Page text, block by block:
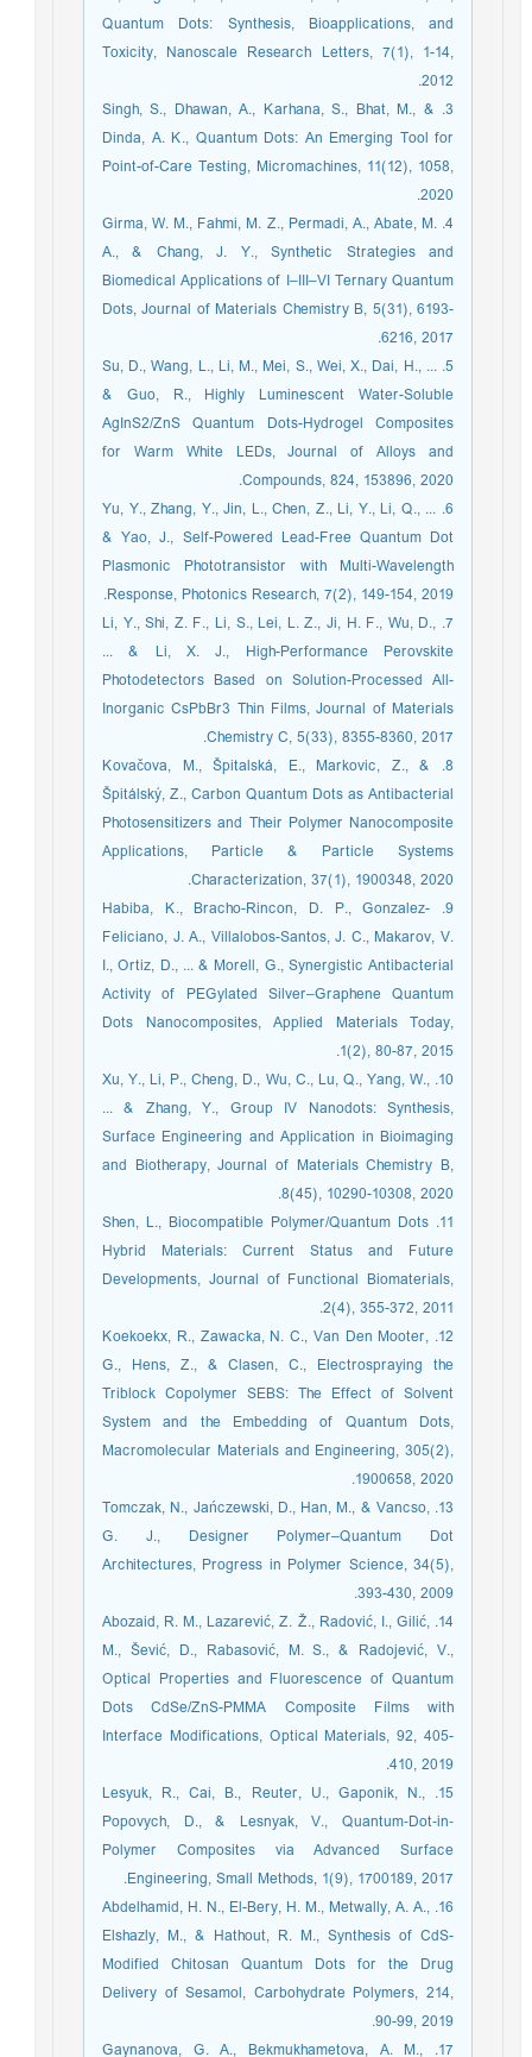
Quantum Dots: Synthesis, Bioapplications, and
Toxicity, Nanoscale Research Letters, 7(1), 1-14,
2012.
3. Singh, S., Dhawan, A., Karhana, S., Bhat, M., &
Dinda, A. K., Quantum Dots: An Emerging Tool for
Point-of-Care Testing, Micromachines, 11(12), 1058,
2020.
4. Girma, W. M., Fahmi, M. Z., Permadi, A., Abate, M.
A., & Chang, J. Y., Synthetic Strategies and
Biomedical Applications of I–III–VI Ternary Quantum
Dots, Journal of Materials Chemistry B, 5(31), 6193-
6216, 2017.
5. Su, D., Wang, L., Li, M., Mei, S., Wei, X., Dai, H., ...
& Guo, R., Highly Luminescent Water-Soluble
AgInS2/ZnS Quantum Dots-Hydrogel Composites
for Warm White LEDs, Journal of Alloys and
Compounds, 824, 153896, 2020.
6. Yu, Y., Zhang, Y., Jin, L., Chen, Z., Li, Y., Li, Q., ...
& Yao, J., Self-Powered Lead-Free Quantum Dot
Plasmonic Phototransistor with Multi-Wavelength
Response, Photonics Research, 7(2), 149-154, 2019.
7. Li, Y., Shi, Z. F., Li, S., Lei, L. Z., Ji, H. F., Wu, D.,
... & Li, X. J., High-Performance Perovskite
Photodetectors Based on Solution-Processed All-
Inorganic CsPbBr3 Thin Films, Journal of Materials
Chemistry C, 5(33), 8355-8360, 2017.
8. Kovačova, M., Špitalská, E., Markovic, Z., &
Špitálský, Z., Carbon Quantum Dots as Antibacterial
Photosensitizers and Their Polymer Nanocomposite
Applications, Particle & Particle Systems
Characterization, 37(1), 1900348, 2020.
9. Habiba, K., Bracho-Rincon, D. P., Gonzalez-
Feliciano, J. A., Villalobos-Santos, J. C., Makarov, V.
I., Ortiz, D., ... & Morell, G., Synergistic Antibacterial
Activity of PEGylated Silver–Graphene Quantum
Dots Nanocomposites, Applied Materials Today,
1(2), 80-87, 2015.
10. Xu, Y., Li, P., Cheng, D., Wu, C., Lu, Q., Yang, W.,
... & Zhang, Y., Group IV Nanodots: Synthesis,
Surface Engineering and Application in Bioimaging
and Biotherapy, Journal of Materials Chemistry B,
8(45), 10290-10308, 2020.
11. Shen, L., Biocompatible Polymer/Quantum Dots
Hybrid Materials: Current Status and Future
Developments, Journal of Functional Biomaterials,
2(4), 355-372, 2011.
12. Koekoekx, R., Zawacka, N. C., Van Den Mooter,
G., Hens, Z., & Clasen, C., Electrospraying the
Triblock Copolymer SEBS: The Effect of Solvent
System and the Embedding of Quantum Dots,
Macromolecular Materials and Engineering, 305(2),
1900658, 2020.
13. Tomczak, N., Jańczewski, D., Han, M., & Vancso,
G. J., Designer Polymer–Quantum Dot
Architectures, Progress in Polymer Science, 34(5),
393-430, 2009.
14. Abozaid, R. M., Lazarević, Z. Ž., Radović, I., Gilić,
M., Šević, D., Rabasović, M. S., & Radojević, V.,
Optical Properties and Fluorescence of Quantum
Dots CdSe/ZnS-PMMA Composite Films with
Interface Modifications, Optical Materials, 92, 405-
410, 2019.
15. Lesyuk, R., Cai, B., Reuter, U., Gaponik, N.,
Popovych, D., & Lesnyak, V., Quantum‐Dot‐in‐
Polymer Composites via Advanced Surface
Engineering, Small Methods, 1(9), 1700189, 2017.
16. Abdelhamid, H. N., El-Bery, H. M., Metwally, A. A.,
Elshazly, M., & Hathout, R. M., Synthesis of CdS-
Modified Chitosan Quantum Dots for the Drug
Delivery of Sesamol, Carbohydrate Polymers, 214,
90-99, 2019.
17. Gaynanova, G. A., Bekmukhametova, A. M.,